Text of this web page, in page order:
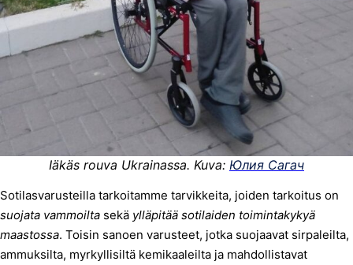
Iäkäs rouva Ukrainassa. Kuva: Юлия Сагач
Sotilasvarusteilla tarkoitamme tarvikkeita, joiden tarkoitus on
suojata vammoilta sekä ylläpitää sotilaiden toimintakykyä
maastossa. Toisin sanoen varusteet, jotka suojaavat sirpaleilta,
ammuksilta, myrkyllisiltä kemikaaleilta ja mahdollistavat